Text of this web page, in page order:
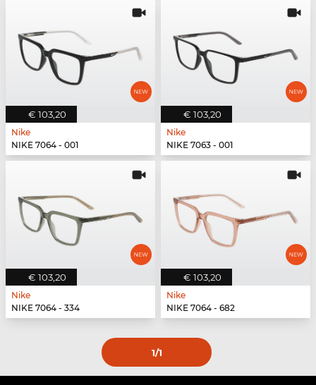
€ 103,20
Nike
NIKE 7064 - 001
€ 103,20
Nike
NIKE 7063 - 001
€ 103,20
Nike
NIKE 7064 - 334
€ 103,20
Nike
NIKE 7064 - 682
1/1